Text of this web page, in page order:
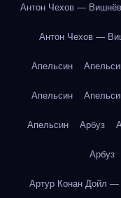
Антон Чехов —
Антон Чехов —
Апельсин
Апельсин
Апельсин Арбуз
Арбуз
Артур Конан Дойл —